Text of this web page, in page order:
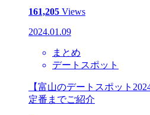
161,205 Views
2024.01.09
まとめ
デートスポット
【富山のデートスポット
定番までご紹介